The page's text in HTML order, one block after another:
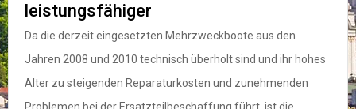
leistungsfähiger
Da die derzeit eingesetzten Mehrzweckboote aus den
Jahren 2008 und 2010 technisch überholt sind und ihr hohes
Alter zu steigenden Reparaturkosten und zunehmenden